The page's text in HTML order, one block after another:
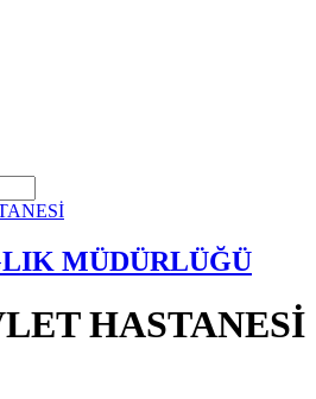
MÜDÜRLÜĞÜ
HASTANESİ